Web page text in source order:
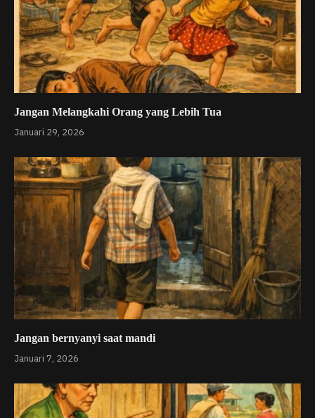
Jangan Melangkahi Orang yang Lebih Tua
Januari 29, 2026
Jangan bernyanyi saat mandi
Januari 7, 2026